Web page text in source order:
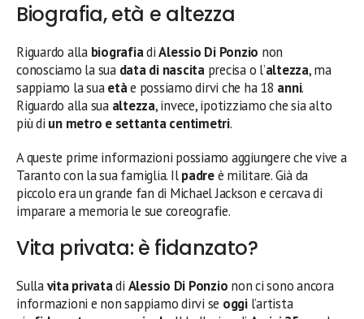
Biografia, età e altezza
Riguardo allabiografiadiAlessio Di Ponzio non
conosciamo la sua data di nascita precisa o l’altezza, ma
sappiamo la suaetàe possiamo dirvi che ha 18 anni.
Riguardo alla sua altezza, invece, ipotizziamo che sia alto
più di un metro e settanta centimetri.
A queste prime informazioni possiamo aggiungere che vive a
Taranto con la sua famiglia. Ilpadreè militare. Già da
piccolo era un grande fan di Michael Jackson e cercava di
imparare a memoria le sue coreografie.
Vita privata: è fidanzato?
Sullavita privatadi Alessio Di Ponzio non ci sono ancora
informazioni e non sappiamo dirvi se oggi l’artista